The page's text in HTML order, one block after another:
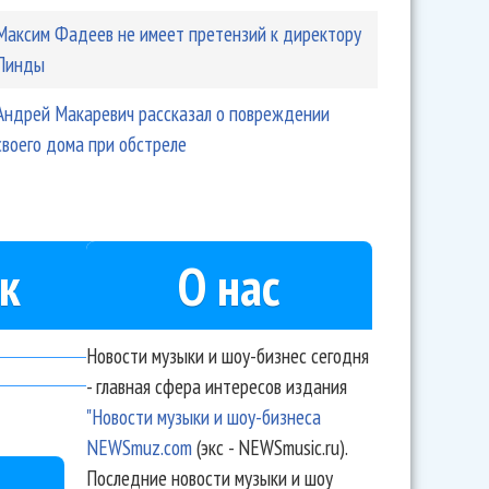
Фадеев не имеет претензий к директору
Макаревич рассказал о повреждении
дома при обстреле
О нас
Новости музыки и шоу-бизнес сегодня
- главная сфера интересов издания
"Новости музыки и шоу-бизнеса
NEWSmuz.com(экс - NEWSmusic.ru).
Последние новости музыки и шоу